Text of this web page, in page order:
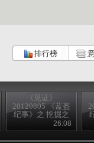
排行榜
《见证》
20120805 《蓝盔
纪事》之 挖掘之
26:08